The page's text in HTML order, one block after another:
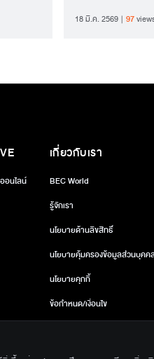
18 มี.ค. 2569 97
อนไลน์
เกี่ยวกับเรา
BEC World
รู้จักเรา
นโยบายด้านลิขสิทธิ์
นโยบายคุ้มครองข้อมูลส่วนบุคค
นโยบายคุกกี้
ข้อกำหนด/เงื่อนไข